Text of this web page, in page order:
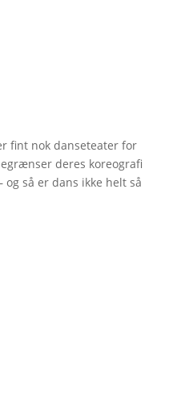
fint nok danseteater for
deres koreografi
så er dans ikke helt så